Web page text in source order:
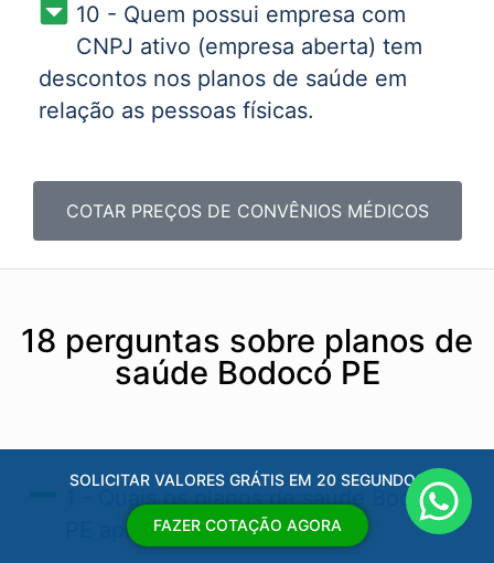
10 - Quem possui empresa com
CNPJ ativo (empresa aberta) tem
descontos nos planos de saúde em
relação as pessoas físicas.
COTAR PREÇOS DE CONVÊNIOS MÉDICOS
18 perguntas sobre planos de
saúde Bodocó PE
1 - Quais os planos de saúde Bodocó
PE​ aprovados pela ANS?
SOLICITAR VALORES GRÁTIS EM 20 SEGUNDOS
FAZER COTAÇÃO AGORA